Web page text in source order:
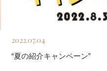
2022.07.04
“夏の紹介キャンペーン”